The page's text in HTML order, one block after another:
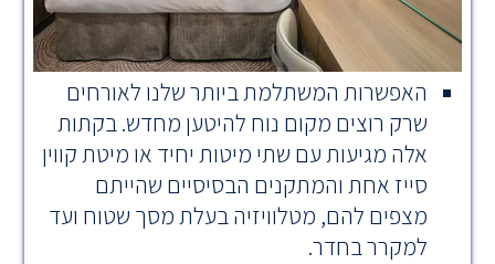
האפשרות המשתלמת ביותר שלנו לאורחים
שרק רוצים מקום נוח להיטען מחדש. בקתות
אלה מגיעות עם שתי מיטות יחיד או מיטת קווין
סייז אחת והמתקנים הבסיסיים שהייתם
מצפים להם, מטלוויזיה בעלת מסך שטוח ועד
למקרר בחדר.